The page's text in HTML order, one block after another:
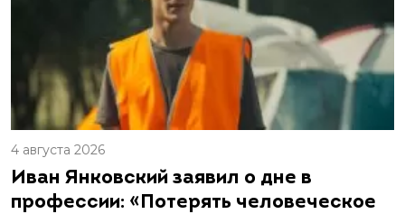
4 августа 2026
Иван Янковский заявил о дне в
профессии: «Потерять человеческое